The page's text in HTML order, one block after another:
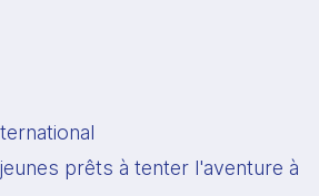
prêts à tenter l'aventure à